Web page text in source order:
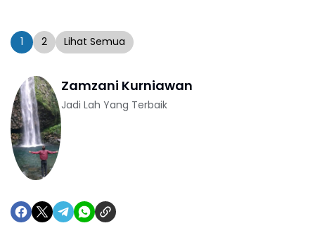
1 2 Lihat Semua
Zamzani Kurniawan
Jadi Lah Yang Terbaik